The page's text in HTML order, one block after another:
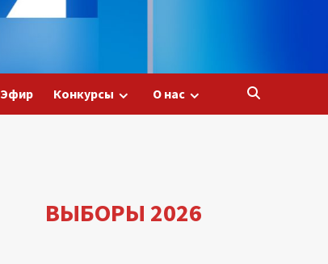
Эфир Конкурсы О нас
ВЫБОРЫ 2026